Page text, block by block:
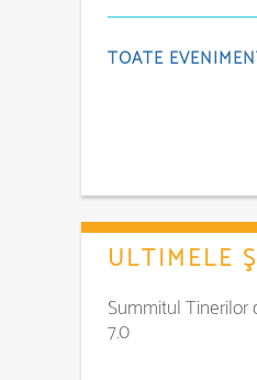
TOATE
ULTIMELE
Summitul Tinerilor
7.0